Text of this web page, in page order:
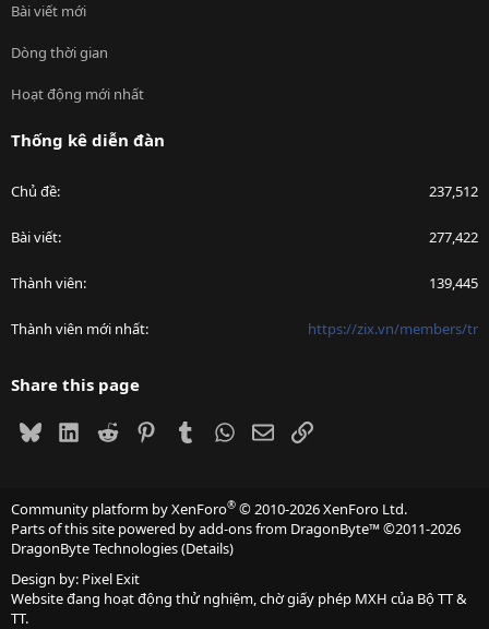
Bài viết mới
Dòng thời gian
Hoạt động mới nhất
Thống kê diễn đàn
Chủ đề 237,512
Bài viết 277,422
Thành viên 139,445
Thành viên mới nhất https://zix.vn/members/tr
Share this page
BlueskyLinkedIn
Reddit PinterestTumblrWhatsApp
EmailLink
Community platform by XenForo® © 2010-2026 XenForo Ltd.
Parts of this site powered byadd-ons from DragonByte™©2011-2026
DragonByte Technologies(Details)
Design by: Pixel Exit
Website đang hoạt động thử nghiệm, chờ giấy phép MXH của Bộ TT &
TT.